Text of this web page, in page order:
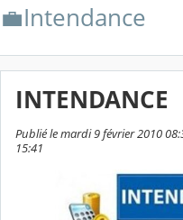
💼Intendance
INTENDANCE
Publié le mardi 9 février 2010
15:41